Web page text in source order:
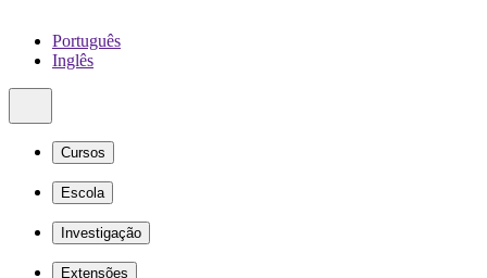
Português
Inglês
Cursos
Escola
Investigação
Extensões